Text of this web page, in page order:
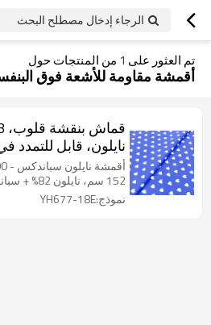
الرجاء إدخال مصطلح البحث
تم العثور على 1 من المنتجات حول
أقمشة مقاومة للأشعة فوق
غرام/متر مربع،
فوق البنفسجية،
لملابس السباحة
152 سم، نايلون 82% + سباندكس 18%
نموذج:YH677-18E